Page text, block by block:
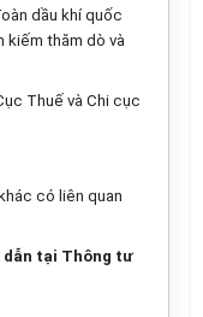
dầu khí quốc
kiếm thăm dò và
Thuế và Chi cục
có liên quan
dẫn tại Thông tư